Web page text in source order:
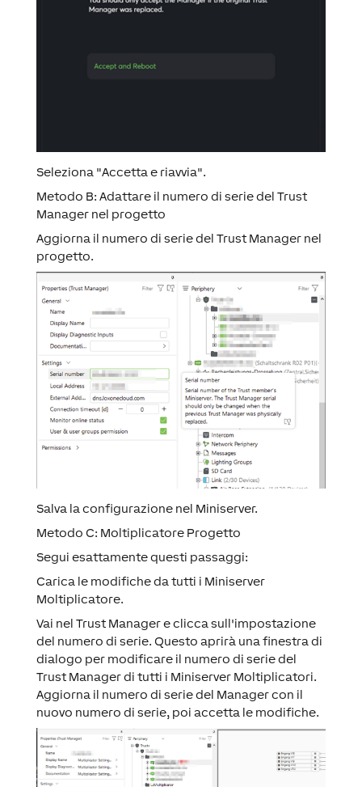
Seleziona "Accetta e riavvia".
Metodo B: Adattare il numero di serie del Trust
Manager nel progetto
Aggiorna il numero di serie del Trust Manager nel
progetto.
Salva la configurazione nel Miniserver.
Metodo C: Moltiplicatore Progetto
Segui esattamente questi passaggi:
Carica le modifiche da tutti i Miniserver
Moltiplicatore.
Vai nel Trust Manager e clicca sull'impostazione
del numero di serie. Questo aprirà una finestra di
dialogo per modificare il numero di serie del
Trust Manager di tutti i Miniserver Moltiplicatori.
Aggiorna il numero di serie del Manager con il
nuovo numero di serie, poi accetta le modifiche.